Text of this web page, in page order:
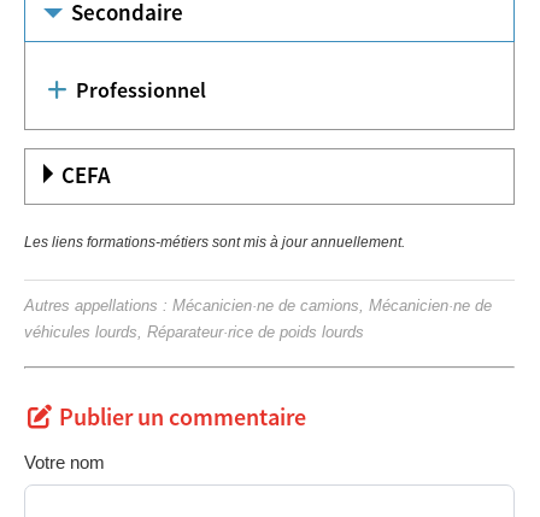
Secondaire
Professionnel
CEFA
Les liens formations-métiers sont mis à jour annuellement.
Autres appellations : Mécanicien·ne de camions, Mécanicien·ne de
véhicules lourds, Réparateur·rice de poids lourds
Publier un commentaire
Votre nom